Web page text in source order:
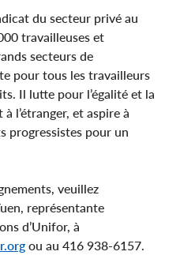
du secteur privé au
travailleuses et
secteurs de
pour tous les travailleurs
Il lutte pour l’égalité et la
l’étranger, et aspire à
progressistes pour un
veuillez
représentante
d’Unifor, à
ou au 416 938-6157.